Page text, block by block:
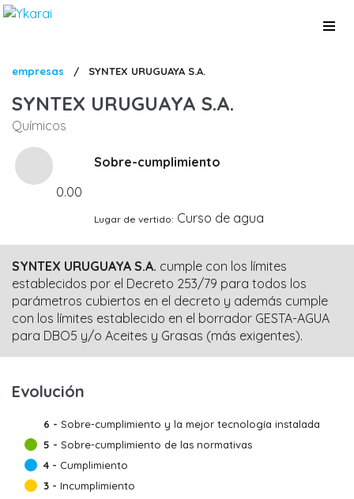
Pasar
Sobrescribir
enlaces
de
a
la
empresas / SYNTEX URUGUAYA S.A.
SYNTEX URUGUAYA S.A.
Químicos
Sobre-cumplimiento
0.00
Lugar de vertido Curso de agua
SYNTEX URUGUAYA S.A. cumple con los límites
establecidos por el Decreto 253/79 para todos los
parámetros cubiertos en el decreto y además cumple
con los límites establecido en el borrador GESTA-AGUA
para DBO5 y/o Aceites y Grasas (más exigentes).
Evolución
6 - Sobre-cumplimiento y la mejor tecnología instalada
5 - Sobre-cumplimiento de las normativas
4 - Cumplimiento
3 - Incumplimiento